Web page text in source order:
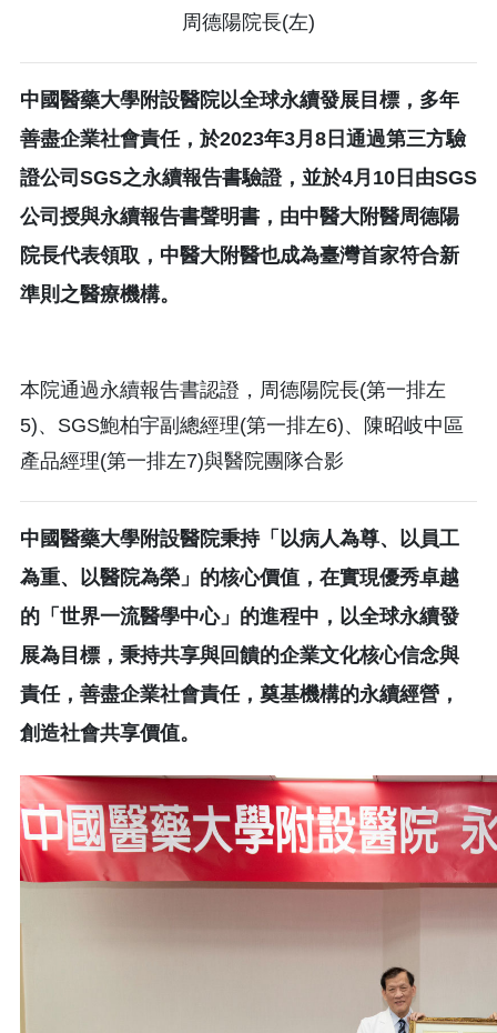
周德陽院長(左)
中國醫藥大學附設醫院以全球永續發展目標，多年
善盡企業社會責任，於2023年3月8日通過第三方驗
證公司SGS之永續報告書驗證，並於4月10日由SGS
公司授與永續報告書聲明書，由中醫大附醫周德陽
院長代表領取，中醫大附醫也成為臺灣首家符合新
準則之醫療機構。
本院通過永續報告書認證，周德陽院長(第一排左
5)、SGS鮑柏宇副總經理(第一排左6)、陳昭岐中區
產品經理(第一排左7)與醫院團隊合影
中國醫藥大學附設醫院秉持「以病人為尊、以員工
為重、以醫院為榮」的核心價值，在實現優秀卓越
的「世界一流醫學中心」的進程中，以全球永續發
展為目標，秉持共享與回饋的企業文化核心信念與
責任，善盡企業社會責任，奠基機構的永續經營，
創造社會共享價值。